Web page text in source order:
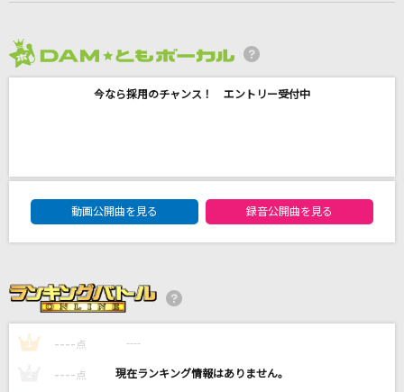
倉木麻衣
ハウンド・ドッグ
好きすぎて滅！
M!LK
[生音]ひとりぼっちのハブラシ
桜庭裕一郎
今なら採用のチャンス！ エントリー受付中
DAM★ともボーカルエントリーランキング
動画公開曲を見る
録音公開曲を見る
1 ---- 点 ----
---- 点 ----